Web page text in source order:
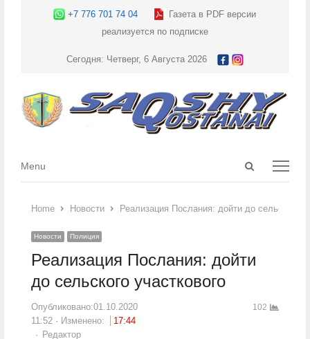
+7 776 701 74 04
Газета в PDF версии
реализуется по подписке
Сегодня: Четверг, 6 Августа 2026
Open
Menu
Menu
Home Новости Реализация Послания: дойти до сельского
Новости Полиция
Реализация Послания: дойти
до сельского участкового
Опубликовано:01.10.2020
11:52
Изменено:
17:44
Author
Редактор
102